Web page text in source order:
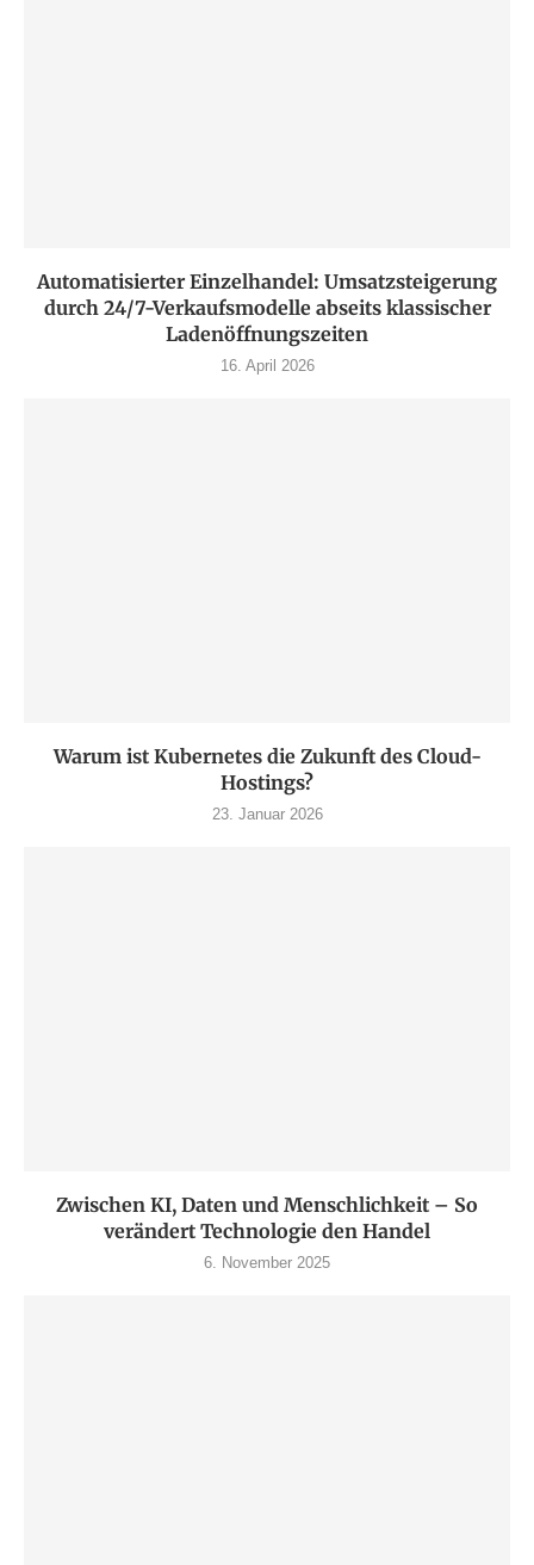
Automatisierter Einzelhandel: Umsatzsteigerung
durch 24/7-Verkaufsmodelle abseits klassischer
Ladenöffnungszeiten
16. April 2026
Warum ist Kubernetes die Zukunft des Cloud-
Hostings?
23. Januar 2026
Zwischen KI, Daten und Menschlichkeit – So
verändert Technologie den Handel
6. November 2025